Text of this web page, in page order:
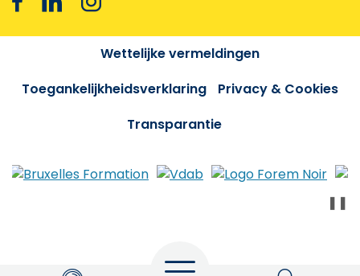
Wettelijke vermeldingen
Toegankelijkheidsverklaring
Privacy & Cookies
Transparantie
❚❚